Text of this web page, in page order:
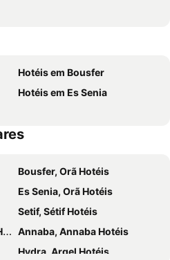
Hotéis em Bousfer
Hotéis em Es Senia
Bousfer, Orã Hotéis
Es Senia, Orã Hotéis
Setif, Sétif Hotéis
Annaba, Annaba Hotéis
Hydra, Argel Hotéis